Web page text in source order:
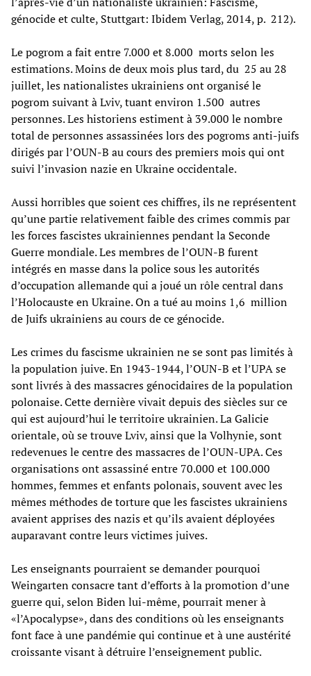
génocide et culte, Stuttgart: Ibidem Verlag, 2014, p. 212).
Le pogrom a fait entre 7.000 et 8.000 morts selon les
estimations. Moins de deux mois plus tard, du 25 au 28
juillet, les nationalistes ukrainiens ont organisé le
pogrom suivant à Lviv, tuant environ 1.500 autres
personnes. Les historiens estiment à 39.000 le nombre
total de personnes assassinées lors des pogroms anti-juifs
dirigés par l’OUN-B au cours des premiers mois qui ont
suivi l’invasion nazie en Ukraine occidentale.
Aussi horribles que soient ces chiffres, ils ne représentent
qu’une partie relativement faible des crimes commis par
les forces fascistes ukrainiennes pendant la Seconde
Guerre mondiale. Les membres de l’OUN-B furent
intégrés en masse dans la police sous les autorités
d’occupation allemande qui a joué un rôle central dans
l’Holocauste en Ukraine. On a tué au moins 1,6 million
de Juifs ukrainiens au cours de ce génocide.
Les crimes du fascisme ukrainien ne se sont pas limités à
la population juive. En 1943-1944, l’OUN-B et l’UPA se
sont livrés à des massacres génocidaires de la population
polonaise. Cette dernière vivait depuis des siècles sur ce
qui est aujourd’hui le territoire ukrainien. La Galicie
orientale, où se trouve Lviv, ainsi que la Volhynie, sont
redevenues le centre des massacres de l’OUN-UPA. Ces
organisations ont assassiné entre 70.000 et 100.000
hommes, femmes et enfants polonais, souvent avec les
mêmes méthodes de torture que les fascistes ukrainiens
avaient apprises des nazis et qu’ils avaient déployées
auparavant contre leurs victimes juives.
Les enseignants pourraient se demander pourquoi
Weingarten consacre tant d’efforts à la promotion d’une
guerre qui, selon Biden lui-même, pourrait mener à
«l’Apocalypse», dans des conditions où les enseignants
font face à une pandémie qui continue et à une austérité
croissante visant à détruire l’enseignement public.